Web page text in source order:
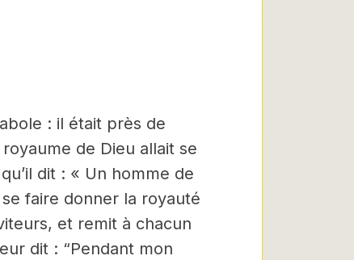
: il était près de
de Dieu allait se
dit : « Un homme de
faire donner la royauté
et remit à chacun
dit : “Pendant mon